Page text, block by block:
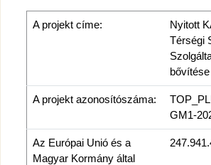
A projekt címe:
Nyitott
Térségi
bővítése
A projekt azonosítószáma:
GM1-
Az Európai Unió és a
Magyar Kormány által